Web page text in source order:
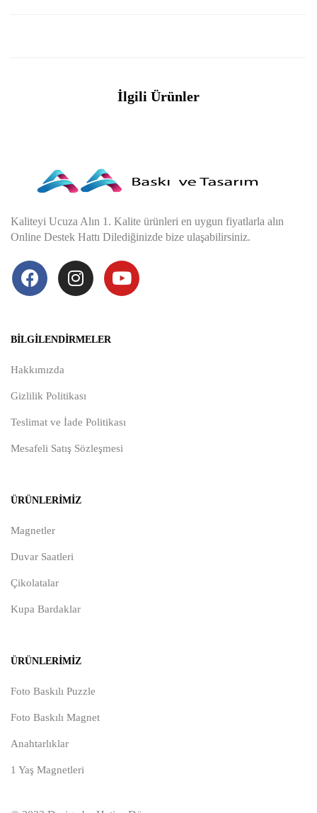
İlgili Ürünler
Kaliteyi Ucuza Alın 1. Kalite ürünleri en uygun fiyatlarla alın
Online Destek Hattı Dilediğinizde bize ulaşabilirsiniz.
BILGILENDIRMELER
Hakkımızda
Gizlilik Politikası
Teslimat ve İade Politikası
Mesafeli Satış Sözleşmesi
ÜRÜNLERIMIZ
Magnetler
Duvar Saatleri
Çikolatalar
Kupa Bardaklar
ÜRÜNLERIMIZ
Foto Baskılı Puzzle
Foto Baskılı Magnet
Anahtarlıklar
1 Yaş Magnetleri